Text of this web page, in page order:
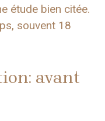
étude bien citée.
souvent 18
avant